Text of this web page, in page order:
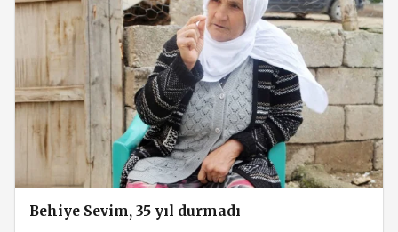
Behiye Sevim, 35 yıl durmadı